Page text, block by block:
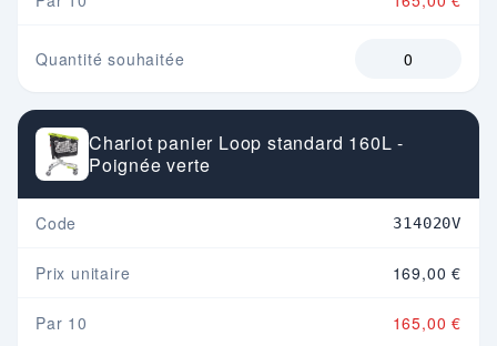
Quantité souhaitée
Chariot panier Loop standard 160L -
Poignée verte
Code 314020V
Prix unitaire 169,00 €
Par 10 165,00 €